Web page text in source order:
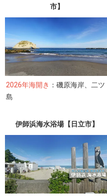
市】
2026年海開き ：磯原海岸、二ツ
島
伊師浜海水浴場【日立市】